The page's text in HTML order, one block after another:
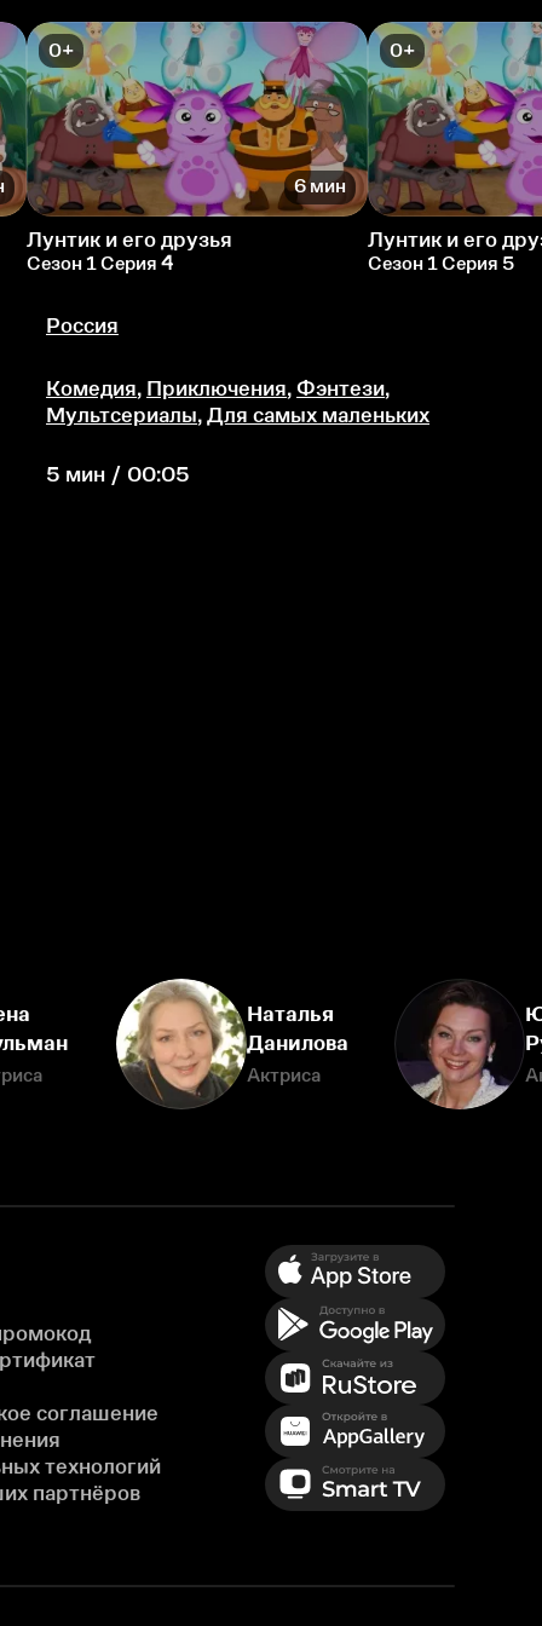
0+
6 мин
Лунтик и его друзья
Сезон 1 Серия 4
0+
Лунтик и его
Сезон 1 Серия 5
Россия
Комедия, Приключения, Фэнтези,
Мультсериалы, Для самых маленьких
5 мин / 00:05
Наталья
Данилова
Актриса
соглашение
технологий
партнёров